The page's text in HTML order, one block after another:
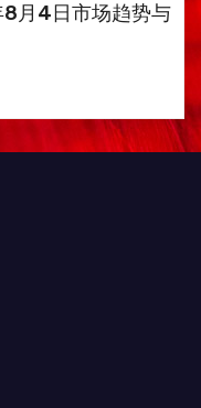
月4日市场趋势与